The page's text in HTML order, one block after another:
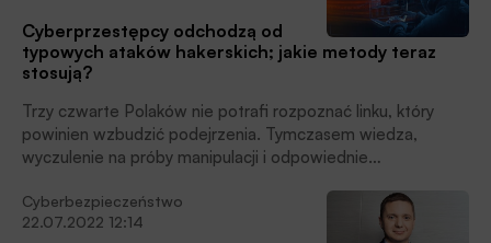
Cyberprzestępcy odchodzą od
typowych ataków hakerskich; jakie metody teraz
stosują?
Trzy czwarte Polaków nie potrafi rozpoznać linku, który
powinien wzbudzić podejrzenia. Tymczasem wiedza,
wyczulenie na próby manipulacji i odpowiednie
mobilnego to najskuteczniejsze sposoby na ochronę przed
utratą oszczędności bądź danych osobowych.
Cyberbezpieczeństwo
22.07.2022 12:14